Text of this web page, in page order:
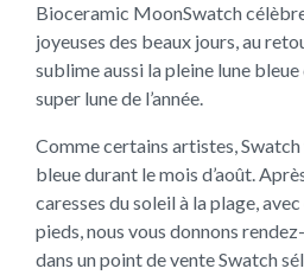
Bioceramic MoonSwatch
joyeuses des beaux jours, au
sublime aussi la pleine lune
super lune de l’année.
Comme certains artistes,
bleue durant le mois d’août.
caresses du soleil à la plage,
pieds, nous vous donnons
dans un point de vente Swatch